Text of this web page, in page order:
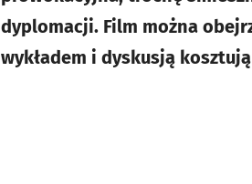
dyplomacji. Film można
wykładem i dyskusją kosztują